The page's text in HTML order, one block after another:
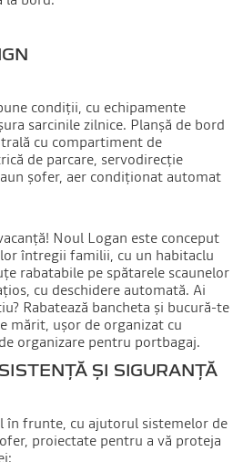
condiții, cu echipamente
sarcinile zilnice. Planșă de bord
cu compartiment de
de parcare, servodirecție
șofer, aer condiționat automat
Noul Logan este conceput
întregii familii, cu un habitaclu
rabatabile pe spătarele scaunelor
cu deschidere automată. Ai
Rabatează bancheta și bucură-te
mărit, ușor de organizat cu
organizare pentru portbagaj.
ȘI SIGURANȚĂ
frunte, cu ajutorul sistemelor de
proiectate pentru a vă proteja